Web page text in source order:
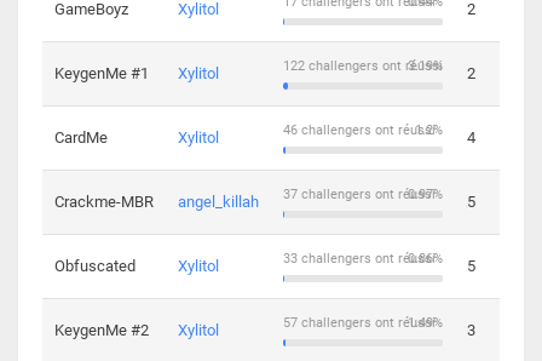
GameBoyz Xylitol 2
KeygenMe #1 Xylitol 3.19%
122 challengers ont réussi 2
CardMe Xylitol 1.2%
46 challengers ont réussi 4
Crackme-MBR angel_killah 0.97%
37 challengers ont réussi 5
Obfuscated Xylitol 0.86%
33 challengers ont réussi 5
KeygenMe #2 Xylitol 1.49%
57 challengers ont réussi 3